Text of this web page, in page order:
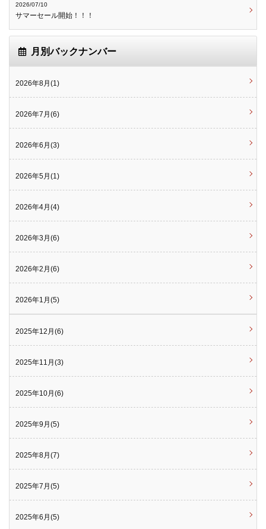
2026/07/10
サマーセール開始！！！
月別バックナンバー
2026年8月(1)
2026年7月(6)
2026年6月(3)
2026年5月(1)
2026年4月(4)
2026年3月(6)
2026年2月(6)
2026年1月(5)
2025年12月(6)
2025年11月(3)
2025年10月(6)
2025年9月(5)
2025年8月(7)
2025年7月(5)
2025年6月(5)